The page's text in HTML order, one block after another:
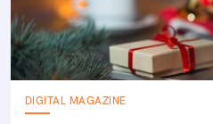
DIGITAL MAGAZINE